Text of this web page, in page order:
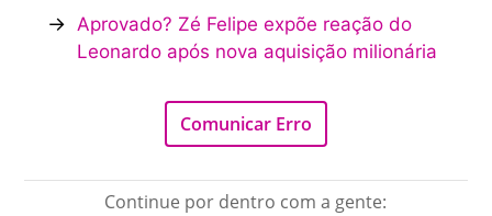
→ Aprovado? Zé Felipe expõe reação do
Leonardo após nova aquisição milionária
Comunicar Erro
Continue por dentro com a gente: